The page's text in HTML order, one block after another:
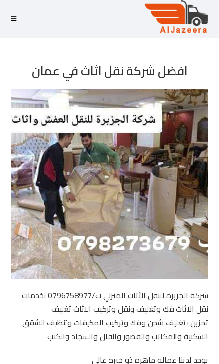
افضل شركة نقل اثاث في عمان
شركة الجزيرة للنقل الأثاث المنزلي ت/0796758977 لخدمات
نقل الاثاث فك وتغليف ونقل وتركيب الاثاث تغليف
تخزين+تغليف شحن وفك وتركيب المكيفات وتنظيف الشقق
السكنية والمكاتب والقصور والفلل والسجاد والكنب
يوجد لدينا عماله ماهره ذو خبره عالي